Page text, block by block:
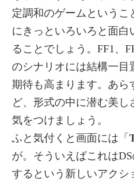
定調和のゲームという
にきっといろいろと面
ることでしょう。FF1、
のシナリオには結構一目
期待も高まります。あら
ど、形式の中に潜む美
気をつけましょう。
ふと気付くと画面には「
が。そういえばこれは
するという新しいアクシ